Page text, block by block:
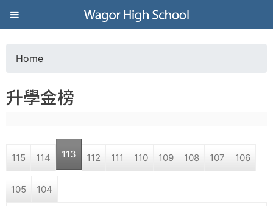
Jump to navigation
葳
格
高
學
o
a
r
Home
升學金榜
115 114 113 112 111 110 109 108 107 106
105 104